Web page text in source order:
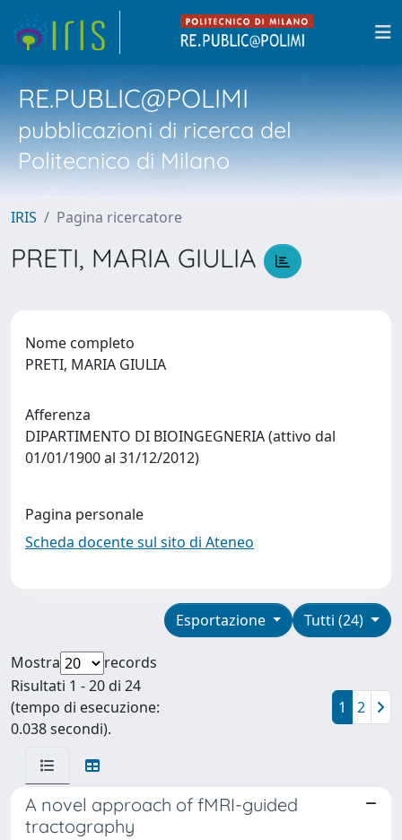
RE.PUBLIC@POLIMI
pubblicazioni di ricerca del
Politecnico di Milano
IRIS Pagina ricercatore
PRETI, MARIA GIULIA
Nome completo
PRETI, MARIA GIULIA
Afferenza
DIPARTIMENTO DI BIOINGEGNERIA (attivo dal
01/01/1900 al 31/12/2012)
Pagina personale
Scheda docente sul sito di Ateneo
Tutti (24)
Esportazione
Mostra
records
Risultati 1 - 20 di 24
(tempo di esecuzione:
0.038 secondi).
1 2
A novel approach of fMRI-guided
tractography